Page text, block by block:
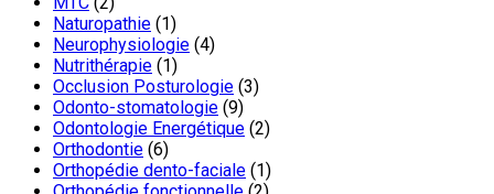
Naturopathie (1)
Neurophysiologie (4)
Nutrithérapie (1)
Occlusion Posturologie (3)
Odonto-stomatologie (9)
Odontologie Energétique (2)
Orthodontie (6)
Orthopédie dento-faciale (1)